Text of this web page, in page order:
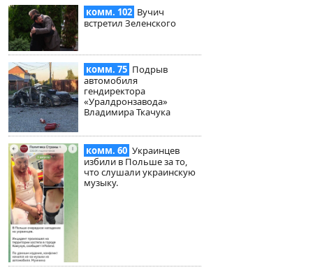
комм. 102 Вучич
встретил Зеленского
комм. 75 Подрыв
автомобиля
гендиректора
«Уралдронзавода»
Владимира Ткачука
комм. 60 Украинцев
избили в Польше за то,
что слушали украинскую
музыку.